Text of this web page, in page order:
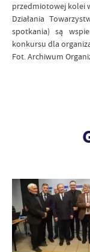
przedmiotowej kolei
Działania
spotkania) są
konkursu dla
Fot. Archiwum